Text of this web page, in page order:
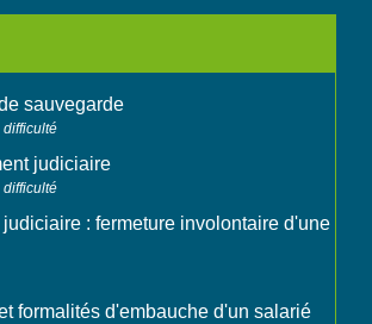
sauvegarde
difficulté
judiciaire
difficulté
: fermeture involontaire d'une
formalités d'embauche d'un salarié